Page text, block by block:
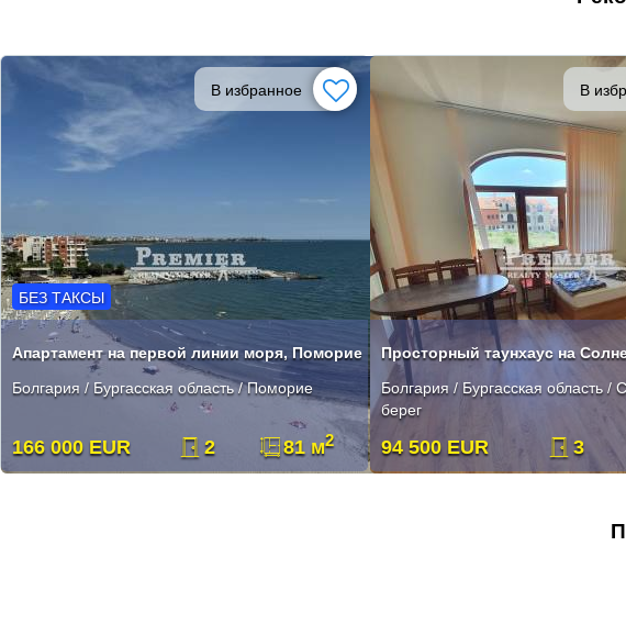
В избранное
БЕЗ ТАКСЫ
Апартамент на первой линии моря, Поморие
Болгария / Бургасская область / Поморие
166 000 EUR 2 81 м2
В
Просторный таунхаус на
Болгария / Бургасская область /
берег
94 500 EUR 3